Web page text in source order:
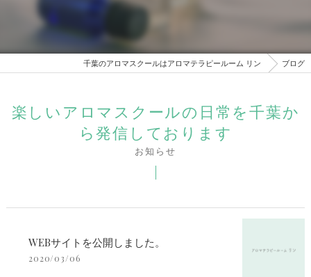
千葉のアロマスクールはアロマテラピールーム リン ブログ
楽しいアロマスクールの日常を千葉か
ら発信しております
お知らせ
WEBサイトを公開しました。
2020/03/06